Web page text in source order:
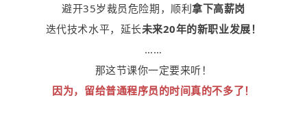
避开35岁裁员危险期，顺利拿下高薪岗
迭代技术水平，延长未来20年的新职业发展！
……
那这节课你一定要来听！
因为，留给普通程序员的时间真的不多了！